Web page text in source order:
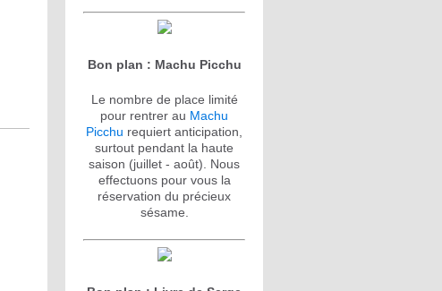
Bon plan : Machu Picchu
Le nombre de place limité
pour rentrer au Machu
Picchu requiert anticipation,
surtout pendant la haute
saison (juillet - août). Nous
effectuons pour vous la
réservation du précieux
sésame.